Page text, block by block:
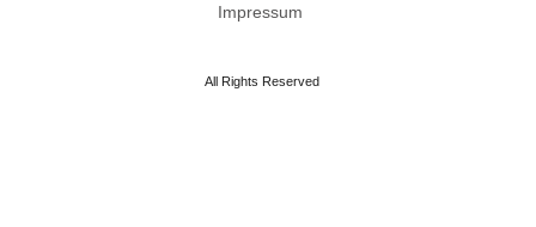
Impressum
All Rights Reserved